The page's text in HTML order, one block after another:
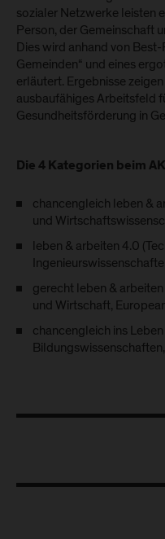
sozialer Netzwerke leisten
Person, der Gemeinschaft
Dies wird anhand von
Gemeinden“ und eines
erläutert. Ergebnisse
ausbaufähiges Arbeitsfeld
Gesundheitsförderung in
Die 4 Kategorien beim
chancengleich leben &
und
leben & arbeiten 4.0
gerecht leben &
und Wirtschaft,
chancengleich ins